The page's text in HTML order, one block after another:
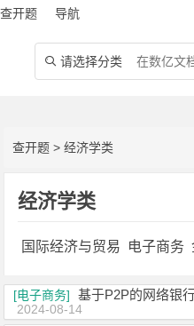
查开题 导航
 请选择分类
查开题 >经济学类
经济学类
国际经济与贸易 电子商务
[电子商务] 基于P2P的网络银
2024-08-14